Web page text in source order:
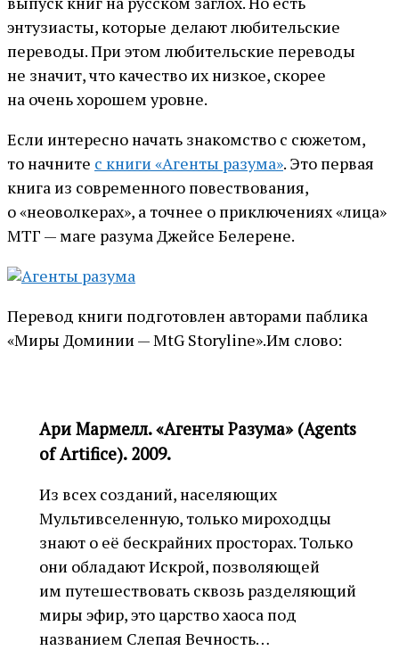
энтузиасты, которые делают любительские
переводы. При этом любительские переводы
не значит, что качество их низкое, скорее
на очень хорошем уровне.
Если интересно начать знакомство с сюжетом,
то начните с книги «Агенты разума». Это первая
книга из современного повествования,
о «неоволкерах», а точнее о приключениях «лица»
МТГ — маге разума Джейсе Белерене.
Перевод книги подготовлен авторами паблика
«Миры Доминии — MtG Storyline».Им слово:
Ари Мармелл. «Агенты Разума» (Agents
of Artifice). 2009.
Из всех созданий, населяющих
Мультивселенную, только мироходцы
знают о её бескрайних просторах. Только
они обладают Искрой, позволяющей
им путешествовать сквозь разделяющий
миры эфир, это царство хаоса под
названием Слепая Вечность…